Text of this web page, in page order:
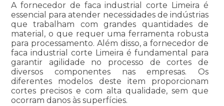
A fornecedor de faca industrial corte Limeira é
essencial para atender necessidades de indústrias
que trabalham com grandes quantidades de
material, o que requer uma ferramenta robusta
para processamento. Além disso, a fornecedor de
faca industrial corte Limeira é fundamental para
garantir agilidade no processo de cortes de
diversos componentes nas empresas. Os
diferentes modelos deste item proporcionam
cortes precisos e com alta qualidade, sem que
ocorram danos às superfícies.